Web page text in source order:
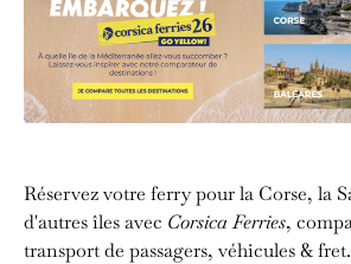
Réservez votre ferry pour la Corse, la
d'autres îles avec Corsica Ferries,
transport de passagers, véhicules & fret.